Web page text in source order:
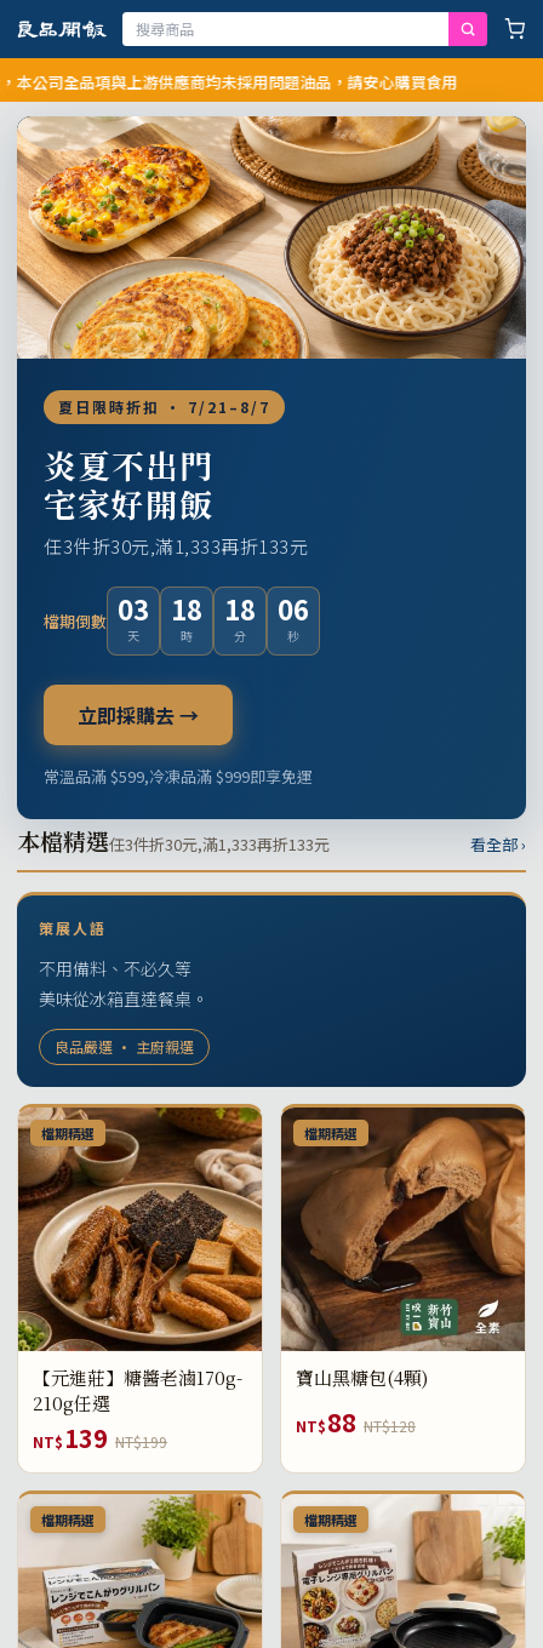
司全品項與上游供應商均未採用問題油品，請安心購買食用
夏日限時折扣 · 7/21–8/7
炎夏不出門
宅家好開飯
任3件折30元,滿1,333再折133元
檔期倒數 03
天
18
時
18
分
05
秒
立即採購去 →
常溫品滿 $599,冷凍品滿 $999即享免運
本檔精選任3件折30元,滿1,333再折133元 看全部 ›
策展人語
不用備料、不必久等
美味從冰箱直達餐桌。
良品嚴選 · 主廚親選
檔期精選
【元進莊】糖醬老滷170g-
210g任選
NT$ 139 NT$199
檔期精選
寶山黑糖包(4顆)
NT$88 NT$128
檔期精選 檔期精選